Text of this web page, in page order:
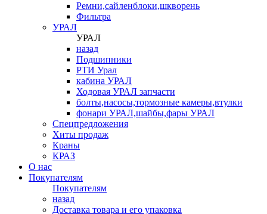
Ремни,сайленблоки,шкворень
Фильтра
УРАЛ
УРАЛ
назад
Подшипники
РТИ Урал
кабина УРАЛ
Ходовая УРАЛ запчасти
болты,насосы,тормозные камеры,втулки
фонари УРАЛ,шайбы,фары УРАЛ
Спецпредложения
Хиты продаж
Краны
КРАЗ
О нас
Покупателям
Покупателям
назад
Доставка товара и его упаковка